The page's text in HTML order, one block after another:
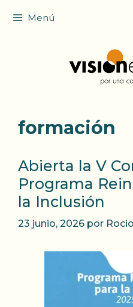
Menú
formación
Abierta la V
Programa
la Inclusión
23 junio, 2026 por